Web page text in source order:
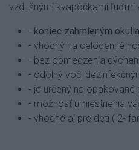
vzdušnými kvapôčkami ľuďmi
- koniec zahmleným
- vhodný na celodenné
- bez obmedzenia
- odolný voči
- je určený na opakované
- možnosť umiestnenia
- vhodné aj pre deti ( 2-